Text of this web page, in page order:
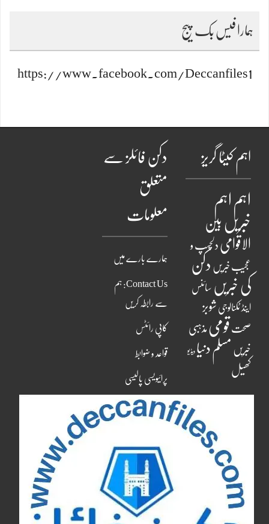
ہمارا فیس بک پیج
https://www.facebook.com/Deccanfiles1
اہم کیٹا گریز
اہم اہم
خبریں بین
الاقوامی دلچسپ و
عجیب خبریں دکن
کی خبریں سائنس
اینڈ ٹکنالوجی شوبز
صحت قومی مذہبی
خبریں مسلم دنیا ویڈیو
کھیل
دکن فائلز سے
متعلق
معلومات
ہمارے بارے میں
Contact Us: ہم
سے رابطہ کریں
کاپی رائٹس
قواعد و ضوابط
پرائیویسی پالیسی